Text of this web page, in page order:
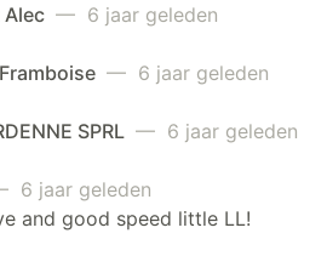
Alec — 6 jaar geleden
— 6 jaar geleden
SPRL — 6 jaar geleden
6 jaar geleden
and good speed little LL!